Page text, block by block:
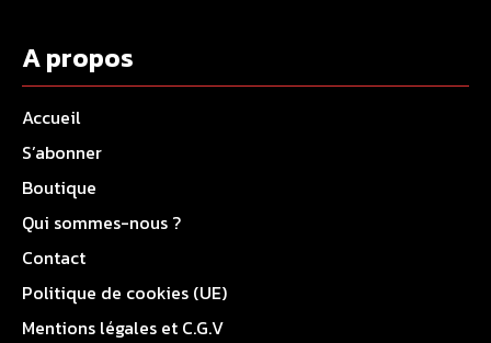
A propos
Accueil
S’abonner
Boutique
Qui sommes-nous ?
Contact
Politique de cookies (UE)
Mentions légales et C.G.V